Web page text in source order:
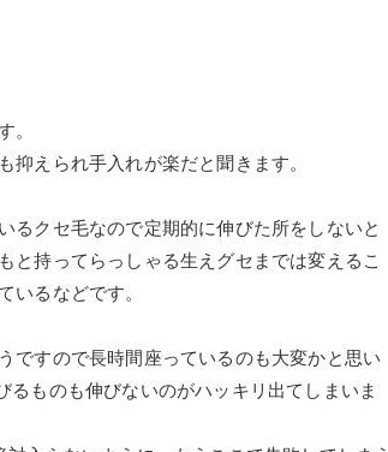
。
えられ手入れが楽だと聞きます。
るクセ毛なので定期的に伸びた所をしないと
と持ってらっしゃる生えグセまでは変えるこ
るなどです。
ですので長時間座っているのも大変かと思い
ものも伸びないのがハッキリ出てしまいま